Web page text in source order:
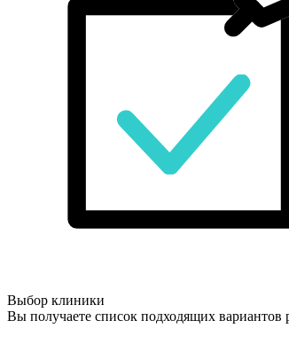
Выбор клиники
Вы получаете список подходящих вариантов